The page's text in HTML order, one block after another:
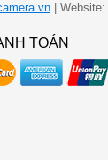
| Website:
TOÁN